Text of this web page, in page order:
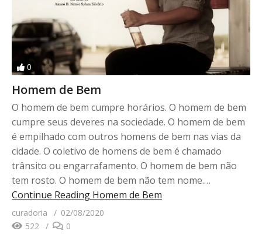
0
Homem de Bem
O homem de bem cumpre horários. O homem de bem
cumpre seus deveres na sociedade. O homem de bem
é empilhado com outros homens de bem nas vias da
cidade. O coletivo de homens de bem é chamado
trânsito ou engarrafamento. O homem de bem não
tem rosto. O homem de bem não tem nome.…
Continue Reading Homem de Bem
curadoria
02/08/2020
522
0